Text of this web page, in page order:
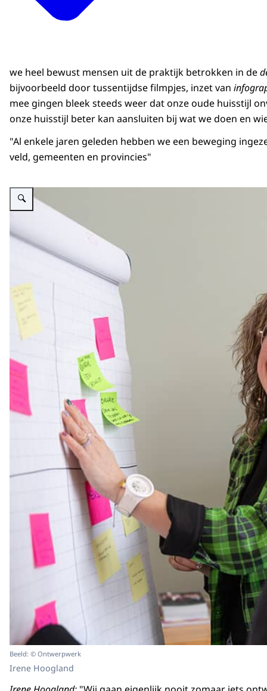
we heel bewust mensen uit de praktijk betrokken in de
bijvoorbeeld door tussentijdse filmpjes, inzet van
mee gingen bleek steeds weer dat onze oude huisstijl
onze huisstijl beter kan aansluiten bij wat we doen en
"Al enkele jaren geleden hebben we een beweging
veld, gemeenten en provincies"
Vergroot afbeelding Irene Hoogland tijdens een werksessie kijkt lachend
Beeld: © Ontwerpwerk
Irene Hoogland